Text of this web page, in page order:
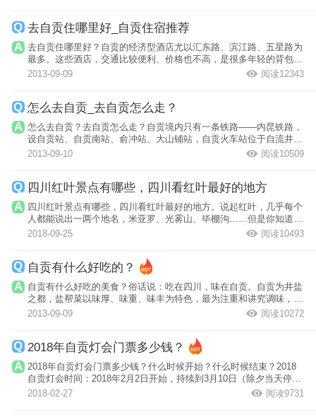
去自贡住哪里好_自贡住宿推荐
去自贡住哪里好？自贡的经济型酒店尤以汇东路、滨江路、五星路为
最多。这些酒店，交通比较便利、价格也不高，是很多年轻的背包客
喜欢的住宿...
2013-09-09 阅读12343
怎么去自贡_去自贡怎么走？
怎么去自贡？去自贡怎么走？自贡境内只有一条铁路——内昆铁路，
设自贡站、自贡南站、俞冲站、大山铺站，自贡火车站位于自流井区
罗湾，从自...
2013-09-10 阅读10509
四川红叶景点有哪些，四川看红叶最好的地方
四川红叶景点有哪些，四川看红叶最好的地方。说起红叶，几乎每个
人都能说出一两个地名，米亚罗、光雾山、毕棚沟……但是你知道本
周末最适合...
2018-09-25 阅读10493
自贡有什么好吃的？
自贡有什么好吃的美食？俗话说：吃在四川，味在自贡。自贡为井盐
之都，盐帮菜以味厚、味重、味丰为特色，最为注重和讲究调味，具
有“味厚香...
2013-09-09 阅读10272
2018年自贡灯会门票多少钱？
2018年自贡灯会门票多少钱？什么时候开始？什么时候结束？2018
自贡灯会时间：2018年2月2日开始，持续到3月10日（除夕当天停
展），门票价格...
2018-02-27 阅读9731